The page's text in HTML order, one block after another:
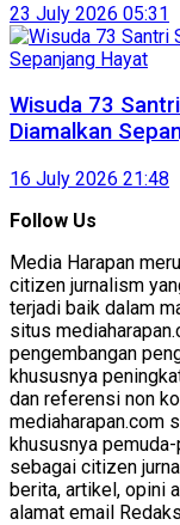
23 July 2026 05:31
Wisuda 73 Santri
Diamalkan
16 July 2026 21:48
Follow Us
Media Harapan
citizen jurnalism
terjadi baik dalam
situs
pengembangan
khususnya
dan referensi non
mediaharapan.com
khususnya
sebagai citizen
berita, artikel, opini
alamat email